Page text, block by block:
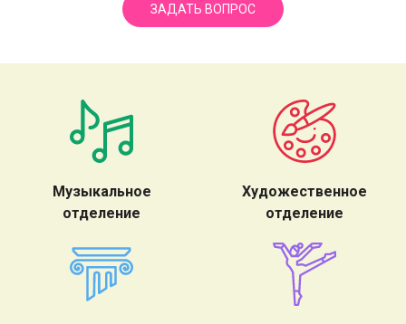
ЗАДАТЬ ВОПРОС
Музыкальное
отделение
Художественное
отделение